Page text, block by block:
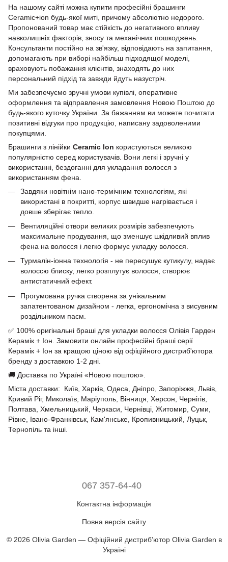
На нашому сайті можна купити професійні брашинги
Ceramic+ion будь-якої миті, причому абсолютно недорого.
Пропонований товар має стійкість до негативного впливу
навколишніх факторів, зносу та механічних пошкоджень.
Консультанти постійно на зв'язку, відповідають на запитання,
допомагають при виборі найбільш підходящої моделі,
враховують побажання клієнтів, знаходять до них
персональний підхід та завжди йдуть назустріч.
Ми забезпечуємо зручні умови купівлі, оперативне
оформлення та відправлення замовлення Новою Поштою до
будь-якого куточку України. За бажанням ви можете почитати
позитивні відгуки про продукцію, написану задоволеними
покупцями.
Брашинги з лінійки Ceramic Ion користуються великою
популярністю серед користувачів. Вони легкі і зручні у
використанні, бездоганні для укладання волосся з
використанням фена.
Завдяки новітнім нано-термічним технологіям, які
використані в покритті, корпус швидше нагрівається і
довше зберігає тепло.
Вентиляційні отвори великих розмірів забезпечують
максимальне продування, що зменшує шкідливий вплив
фена на волосся і легко формує укладку волосся.
Турмалін-іонна технологія - не пересушує кутикулу, надає
волоссю блиску, легко розплутує волосся, створює
антистатичний ефект.
Прогумована ручка створена за унікальним
запатентованом дизайном - легка, ергономічна з висувним
роздільником пасм.
✅ 100% оригінальні браші для укладки волосся Олівія Гарден
Керамік + Iон. Замовити онлайн професійні браші серії
Керамік + Iон за кращою ціною від офіційного дистриб'ютора
бренду з доставкою 1-2 дні.
🚚 Доставка по Україні «Новою поштою».
Міста доставки: Київ, Харків, Одеса, Дніпро, Запоріжжя, Львів,
Кривий Ріг, Миколаїв, Маріуполь, Вінниця, Херсон, Чернігів,
Полтава, Хмельницький, Черкаси, Чернівці, Житомир, Суми,
Рівне, Івано-Франківськ, Кам'янське, Кропивницький, Луцьк,
Тернопіль та інші.
067 357-64-40
Контактна інформація
Повна версія сайту
© 2026 Olivia Garden — Офіційний дистрибʼютор Olivia Garden в
Україні